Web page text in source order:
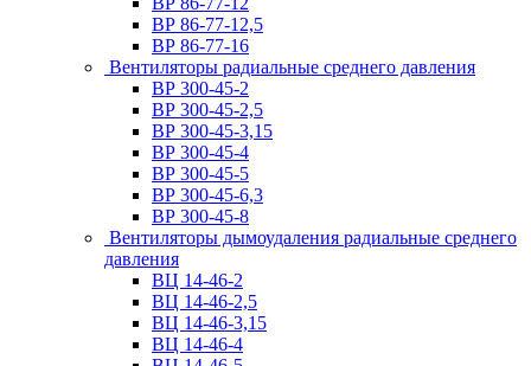
ВР 86-77-12,5
ВР 86-77-16
Вентиляторы радиальные среднего давления
ВР 300-45-2
ВР 300-45-2,5
ВР 300-45-3,15
ВР 300-45-4
ВР 300-45-5
ВР 300-45-6,3
ВР 300-45-8
Вентиляторы дымоудаления радиальные среднего
давления
ВЦ 14-46-2
ВЦ 14-46-2,5
ВЦ 14-46-3,15
ВЦ 14-46-4